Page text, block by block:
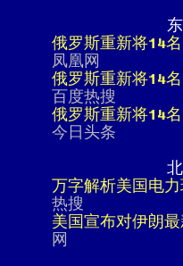
俄罗斯重新将14
凤凰网
俄罗斯重新将14
百度热搜
俄罗斯重新将14
今日头条
万字解析美国电
热搜
美国宣布对伊朗
网